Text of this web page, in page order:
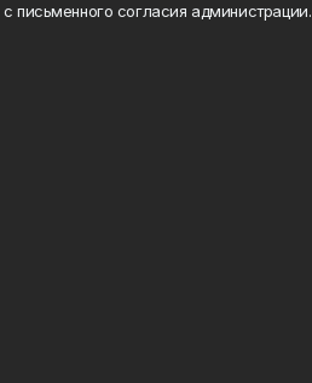
письменного согласия администрации.